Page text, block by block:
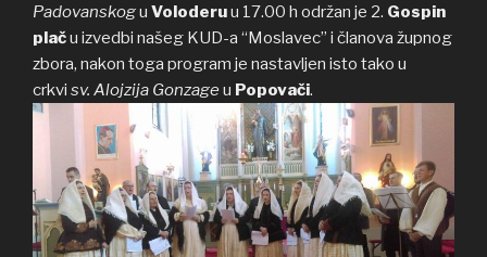
Padovanskogu Voloderuu 17.00 h održan je 2. Gospin
plaču izvedbi našeg KUD-a “Moslavec” i članova župnog
zbora, nakon toga program je nastavljen isto tako u
crkvi sv. Alojzija Gonzage u Popovači.